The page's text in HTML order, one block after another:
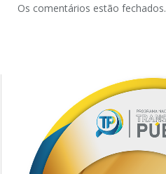
Os comentários estão fechados.